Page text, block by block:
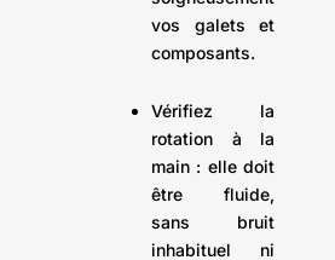
vos galets et
composants.
Vérifiez la
rotation à la
main : elle doit
être fluide,
sans bruit
inhabituel ni